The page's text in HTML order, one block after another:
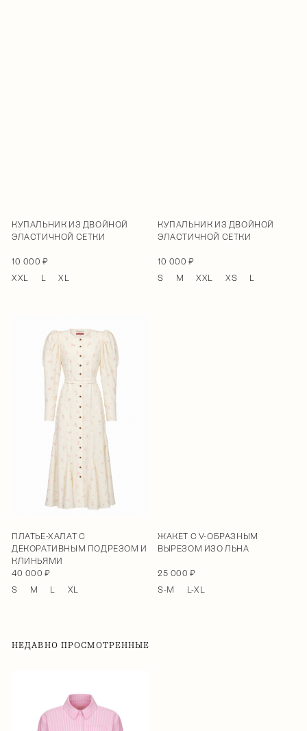
КУПАЛЬНИК ИЗ ДВОЙНОЙ
ЭЛАСТИЧНОЙ СЕТКИ
10 000 ₽
XXL
L XL
КУПАЛЬНИК ИЗ ДВОЙНОЙ
ЭЛАСТИЧНОЙ СЕТКИ
10 000 ₽
S
M XXL XS L
ПЛАТЬЕ-ХАЛАТ С
ДЕКОРАТИВНЫМ ПОДРЕЗОМ И
КЛИНЬЯМИ
40 000 ₽
S
M L XL
ЖАКЕТ С V-ОБРАЗНЫМ
ВЫРЕЗОМ ИЗО ЛЬНА
25 000 ₽
S-M
L-XL
НЕДАВНО ПРОСМОТРЕННЫЕ